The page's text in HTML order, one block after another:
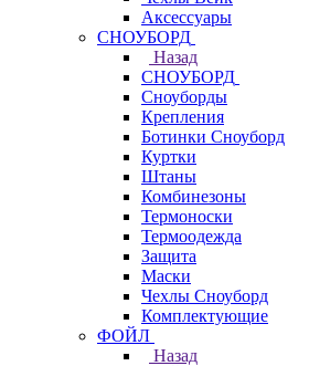
Аксессуары
СНОУБОРД
Назад
СНОУБОРД
Сноуборды
Крепления
Ботинки Сноуборд
Куртки
Штаны
Комбинезоны
Термоноски
Термоодежда
Защита
Маски
Чехлы Сноуборд
Комплектующие
ФОЙЛ
Назад